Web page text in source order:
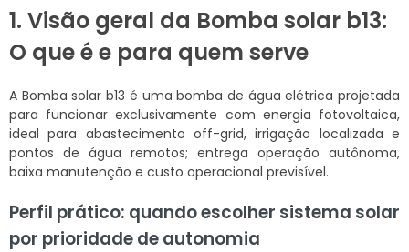
1. Visão geral da Bomba solar b13:
O que é e para quem serve
A Bomba solar b13 é uma bomba de água elétrica projetada
para funcionar exclusivamente com energia fotovoltaica,
ideal para abastecimento off-grid, irrigação localizada e
pontos de água remotos; entrega operação autônoma,
baixa manutenção e custo operacional previsível.
Perfil prático: quando escolher sistema solar
por prioridade de autonomia